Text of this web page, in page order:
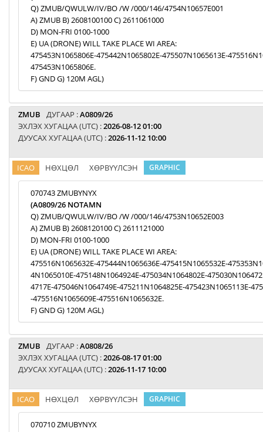
Q) ZMUB/QWULW/IV/BO /W /000/146/4754N10657E001
A) ZMUB B) 2608100100 C) 2611061000
D) MON-FRI 0100-1000
E) UA (DRONE) WILL TAKE PLACE WI AREA:
475453N1065806E-475442N1065802E-475507N1065613E-
475453N1065806E.
F) GND G) 120M AGL)
ZMUB ДУГААР :A0809/26
ЭХЛЭХ ХУГАЦАА (UTC) :2026-08-12 01:00
ДУУСАХ ХУГАЦАА (UTC) :2026-11-12 10:00
ICAO НӨХЦӨЛ ХӨРВҮҮЛСЭН GRAPHIC
070743 ZMUBYNYX
(A0809/26 NOTAMN
Q) ZMUB/QWULW/IV/BO /W /000/146/4753N10652E003
A) ZMUB B) 2608120100 C) 2611121000
D) MON-FRI 0100-1000
E) UA (DRONE) WILL TAKE PLACE WI AREA:
475516N1065632E-475444N1065636E-475415N1065532E-
4N1065010E-475148N1064924E-475034N1064802E-
4717E-475046N1064749E-475211N1064825E-475423N1065113E-
-475516N1065609E-475516N1065632E.
F) GND G) 120M AGL)
ZMUB ДУГААР :A0808/26
ЭХЛЭХ ХУГАЦАА (UTC) :2026-08-17 01:00
ДУУСАХ ХУГАЦАА (UTC) :2026-11-17 10:00
ICAO НӨХЦӨЛ ХӨРВҮҮЛСЭН GRAPHIC
070710 ZMUBYNYX